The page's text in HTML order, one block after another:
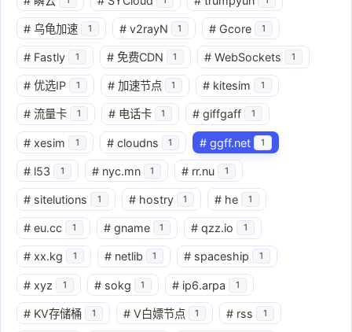
# 乌龟加速 1 # v2rayN 1 # Gcore 1
# Fastly 1 # 免费CDN 1 # WebSockets 1
# 优选IP 1 # 加速节点 1 # kitesim 1
# 流量卡 1 # 电话卡 1 # giffgaff 1
# xesim 1 # cloudns 1 # ggff.net 1
# l53 1 # nyc.mn 1 # rr.nu 1
# sitelutions 1 # hostry 1 # he 1
# eu.cc 1 # gname 1 # qzz.io 1
# xx.kg 1 # netlib 1 # spaceship 1
# xyz 1 # sokg 1 # ip6.arpa 1
# KV存储桶 1 # V白嫖节点 1 # rss 1